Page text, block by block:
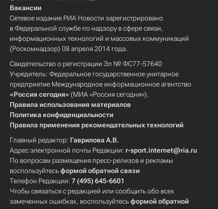
Вакансии
Сетевое издание РИА Новости зарегистрировано
в Федеральной службе по надзору в сфере связи,
информационных технологий и массовых коммуникаций
(Роскомнадзор) 08 апреля 2014 года.
Свидетельство о регистрации Эл № ФС77-57640
Учредитель: Федеральное государственное унитарное
предприятие Международное информационное агентство
«Россия сегодня» (МИА «Россия сегодня»).
Правила использования материалов
Политика конфиденциальности
Правила применения рекомендательных технологий
Главный редактор: Гаврилова А.В.
Адрес электронной почты Редакции: r-sport.internet@ria.ru
По вопросам размещения пресс-релизов и рекламы
воспользуйтесьформой обратной связи
Телефон Редакции: 7 (495) 645-6601
Чтобы связаться с редакцией или сообщить обо всех
замеченных ошибках, воспользуйтесьформой обратной